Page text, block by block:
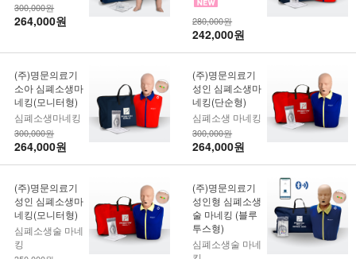
300,000원
264,000원 280,000원
242,000원
(주)명문의료기
소아 심폐소생마
네킹(모니터형)
심폐소생마네킹
300,000원
264,000원
(주)명문의료기
성인 심폐소생마
네킹(단순형)
심폐소생 마네킹
300,000원
264,000원
(주)명문의료기
성인 심폐소생마
네킹(모니터형)
심폐소생술 마네
킹
(주)명문의료기
성인형 심폐소생
술 마네킹 (블루
투스형)
심폐소생술 마네